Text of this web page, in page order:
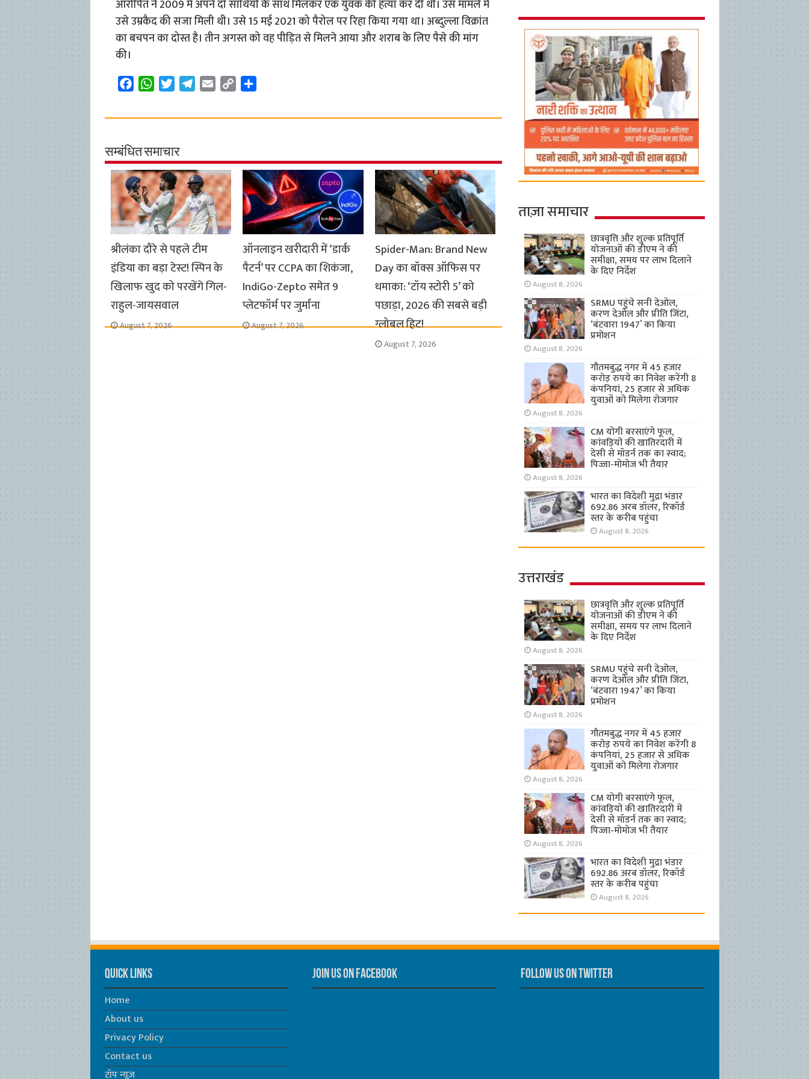
आरोपित ने 2009 में अपने दो साथियों के साथ मिलकर एक युवक की हत्या कर दी थी। उस मामले में
उसे उम्रकैद की सजा मिली थी। उसे 15 मई 2021 को पैरोल पर रिहा किया गया था। अब्दुल्ला विक्रांत
का बचपन का दोस्त है। तीन अगस्त को वह पीड़ित से मिलने आया और शराब के लिए पैसे की मांग
की।
c
b
o
o
k
W
a
s
A
p
p
i
t
e
r
l
r
a
m
a
p
i
a
सम्बंधित समाचार
श्रीलंका दौरे से पहले टीम
इंडिया का बड़ा टेस्ट! स्पिन के
खिलाफ खुद को परखेंगे गिल-
राहुल-जायसवाल
August 7, 2026
ऑनलाइन खरीदारी में ‘डार्क
पैटर्न’ पर CCPA का शिकंजा,
IndiGo-Zepto समेत 9
प्लेटफॉर्म पर जुर्माना
August 7, 2026
Spider-Man: Brand New
Day का बॉक्स ऑफिस पर
धमाका: ‘टॉय स्टोरी 5’ को
पछाड़ा, 2026 की सबसे बड़ी
ग्लोबल हिट!
August 7, 2026
ताज़ा समाचार
छात्रवृत्ति और शुल्क प्रतिपूर्ति
योजनाओं की डीएम ने की
समीक्षा, समय पर लाभ दिलाने
के दिए निर्देश
August 8, 2026
SRMU पहुंचे सनी देओल,
करण देओल और प्रीति जिंटा,
‘बंटवारा 1947’ का किया
प्रमोशन
August 8, 2026
गौतमबुद्ध नगर में 45 हजार
करोड़ रुपये का निवेश करेंगी 8
कंपनियां, 25 हजार से अधिक
युवाओं को मिलेगा रोजगार
August 8, 2026
CM योगी बरसाएंगे फूल,
कांवड़ियों की खातिरदारी में
देसी से मॉडर्न तक का स्वाद;
पिज्जा-मोमोज भी तैयार
August 8, 2026
भारत का विदेशी मुद्रा भंडार
692.86 अरब डॉलर, रिकॉर्ड
स्तर के करीब पहुंचा
August 8, 2026
उत्तराखंड
छात्रवृत्ति और शुल्क प्रतिपूर्ति
योजनाओं की डीएम ने की
समीक्षा, समय पर लाभ दिलाने
के दिए निर्देश
August 8, 2026
SRMU पहुंचे सनी देओल,
करण देओल और प्रीति जिंटा,
‘बंटवारा 1947’ का किया
प्रमोशन
August 8, 2026
गौतमबुद्ध नगर में 45 हजार
करोड़ रुपये का निवेश करेंगी 8
कंपनियां, 25 हजार से अधिक
युवाओं को मिलेगा रोजगार
August 8, 2026
CM योगी बरसाएंगे फूल,
कांवड़ियों की खातिरदारी में
देसी से मॉडर्न तक का स्वाद;
पिज्जा-मोमोज भी तैयार
August 8, 2026
भारत का विदेशी मुद्रा भंडार
692.86 अरब डॉलर, रिकॉर्ड
स्तर के करीब पहुंचा
August 8, 2026
Quick Links
Home
About us
Privacy Policy
Contact us
टॉप न्यूज़
Join us on Facebook Follow us on Twitter